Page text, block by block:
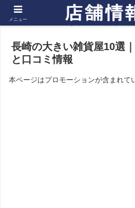
ホーム 九州 長崎の店
長崎の大きい雑貨屋10選
と口コミ情報
本ページはプロモーションが含まれて
メニュー